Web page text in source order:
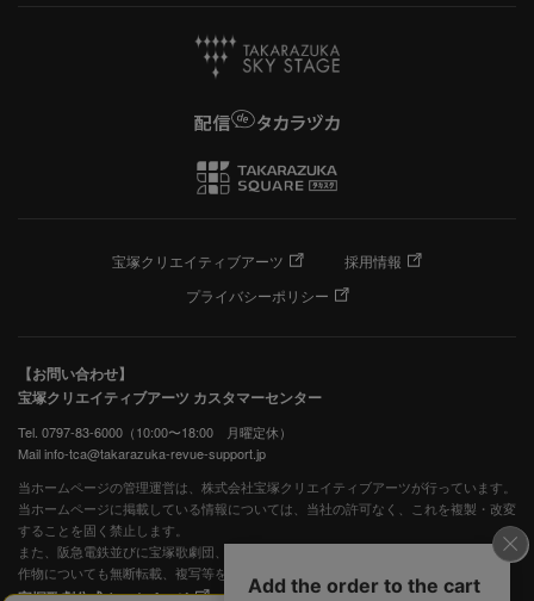
宝塚クリエイティブアーツ
採用情報
プライバシーポリシー
【お問い合わせ】
宝塚クリエイティブアーツ カスタマーセンター
Tel. 0797-83-6000（10:00〜18:00 月曜定休）
Mail info-tca@takarazuka-revue-support.jp
当ホームページの管理運営は、株式会社宝塚クリエイティブアーツが行っています。
当ホームページに掲載している情報については、当社の許可なく、これを複製・改変
することを固く禁止します。
また、阪急電鉄並びに宝塚歌劇団、宝塚クリエイティブアーツの出版物ほか写真等著
作物についても無断転載、複写等を禁じます。